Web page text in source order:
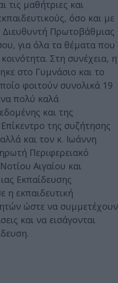
τις μαθήτριες και
όσο και με
Πρωτοβάθμιας
για όλα τα θέματα που
Στη συνέχεια, η
στο Γυμνάσιο και το
φοιτούν συνολικά 19
πολύ καλά
και της
της συζήτησης
και τον κ. Ιωάννη
Περιφερειακό
Αιγαίου και
Εκπαίδευσης
η εκπαιδευτική
ώστε να συμμετέχουν
και να εισάγονται